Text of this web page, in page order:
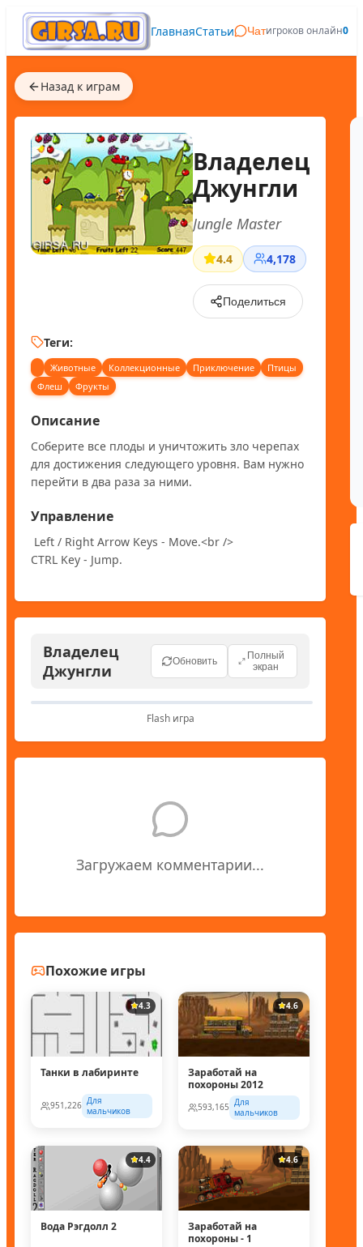
ГлавнаяСтатьи Чатигроков онлайн0
Назад к играм
Владелец
Джунгли
Jungle Master
4.4 4,178
Поделиться
Теги:
Животные Коллекционные Приключение
Птицы
Флеш
Фрукты
Описание
Соберите все плоды и уничтожить зло черепах
для достижения следующего уровня. Вам нужно
перейти в два раза за ними.
Управление
CTRL Key - Jump.
Владелец
Джунгли
Обновить
Полный
экран
Flash игра
Загружаем комментарии...
Похожие игры
4.3
Танки в лабиринте
951,226 Для
мальчиков
4.6
Заработай на
похороны 2012
593,165 Для
мальчиков
4.4
Вода Рэгдолл 2
4.6
Заработай на
похороны - 1